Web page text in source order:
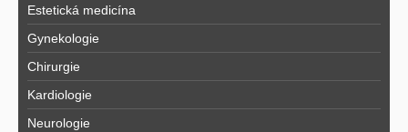
Estetická medicína
Gynekologie
Chirurgie
Kardiologie
Neurologie